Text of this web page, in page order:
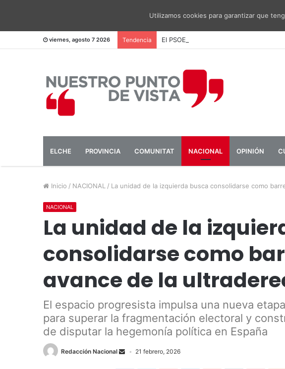
viernes, agosto 7 2026 Tendencia El PSOE pide una mesa de diálogo
ELCHE PROVINCIA COMUNITAT NACIONAL OPINIÓN
Inicio / NACIONAL / La unidad de la izquierda busca consolidarse como
NACIONAL
La unidad de la
consolidarse como
avance de la
El espacio progresista impulsa una nueva
para superar la fragmentación electoral y
de disputar la hegemonía política en España
Redacción Nacional 21 febrero, 2026
Utilizamos cookies para garantizar que